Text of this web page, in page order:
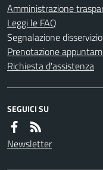
Amministrazione
Leggi le FAQ
Segnalazione disservizio
Prenotazione
Richiesta d'assistenza
SEGUICI SU
Newsletter